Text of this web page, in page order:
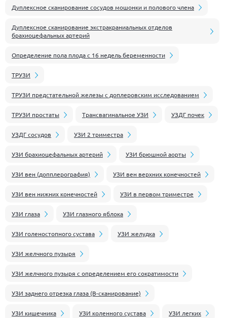
Дуплексное сканирование сосудов мошонки и полового члена
Дуплексное сканирование экстракраниальных отделов
брахиоцефальных артерий
Определение пола плода с 16 недель беременности
ТРУЗИ
ТРУЗИ предстательной железы с доплеровским исследованием
ТРУЗИ простаты Трансвагинальное УЗИ УЗДГ почек
УЗДГ сосудов УЗИ 2 триместра
УЗИ брахиоцефальных артерий УЗИ брюшной аорты
УЗИ вен (допплерография) УЗИ вен верхних конечностей
УЗИ вен нижних конечностей УЗИ в первом триместре
УЗИ глаза УЗИ глазного яблока
УЗИ голеностопного сустава УЗИ желудка
УЗИ желчного пузыря
УЗИ желчного пузыря с определением его сократимости
УЗИ заднего отрезка глаза (В-сканирование)
УЗИ кишечника УЗИ коленного сустава УЗИ легких